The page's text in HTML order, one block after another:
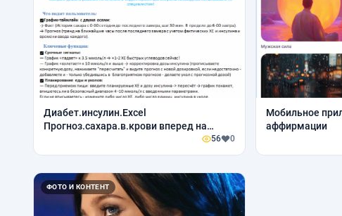
Диабет.инсулин.Excel
Прогноз.сахара.в.крови вперед на
56 0
Мобильное
аффирмации
ФОТО И КОНТЕНТ